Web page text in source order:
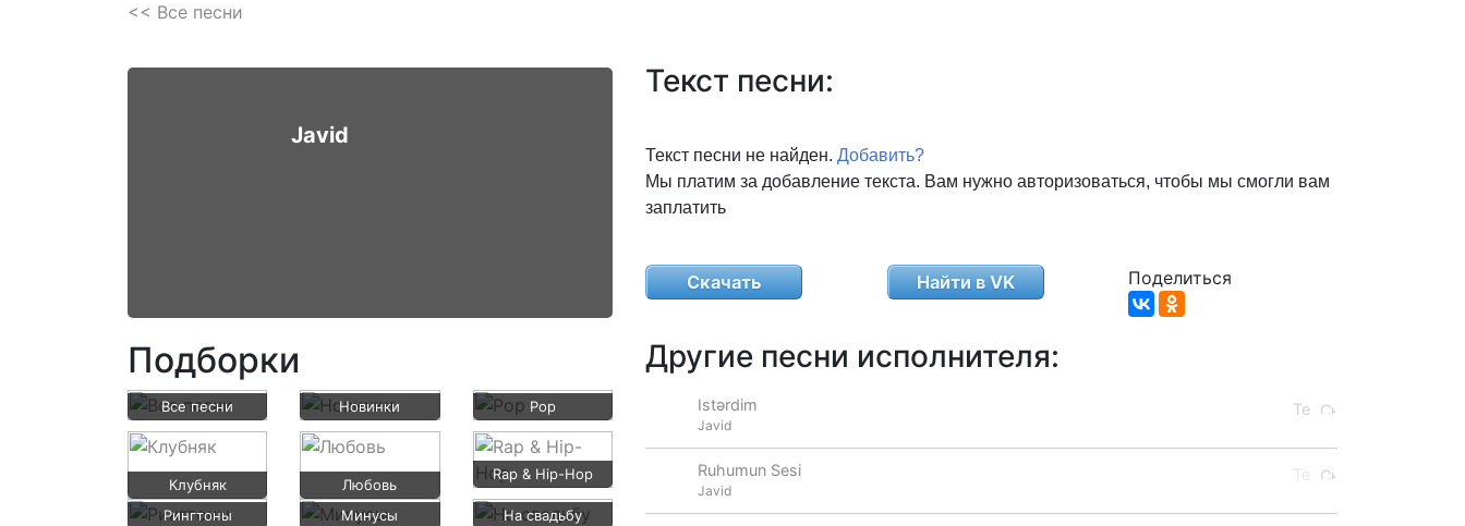
<< Все песни
Текст песни:
Текст песни не найден. Добавить?
Мы платим за добавление текста. Вам нужно авторизоваться, чтобы мы смогли вам
заплатить
Скачать Найти в VK Поделиться
Другие песни исполнителя:
Istərdim
Javid
Ruhumun Sesi
Javid
Javid
Подборки
Все песни Новинки Pop
Клубняк Любовь
Rap & Hip-Hop
Рингтоны Минусы На свадьбу